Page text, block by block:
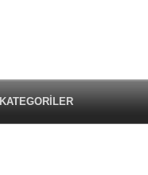
KATEGORİLER